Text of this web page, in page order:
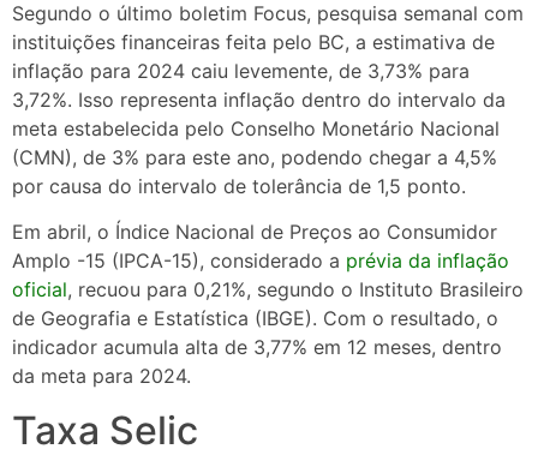
Segundo o último boletim Focus, pesquisa semanal com
instituições financeiras feita pelo BC, a estimativa de
inflação para 2024 caiu levemente, de 3,73% para
3,72%. Isso representa inflação dentro do intervalo da
meta estabelecida pelo Conselho Monetário Nacional
(CMN), de 3% para este ano, podendo chegar a 4,5%
por causa do intervalo de tolerância de 1,5 ponto.
Em abril, o Índice Nacional de Preços ao Consumidor
Amplo -15 (IPCA-15), considerado a prévia da inflação
oficial, recuou para 0,21%, segundo o Instituto Brasileiro
de Geografia e Estatística (IBGE). Com o resultado, o
indicador acumula alta de 3,77% em 12 meses, dentro
da meta para 2024.
Taxa Selic